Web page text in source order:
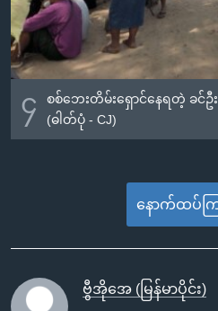
၄
စစ်ဘေးတိမ်းရှောင်နေရတဲ့ ခင်
(ဓါတ်ပုံ - CJ)
နောက်ထပ်က
ဗွီအိုအေ (မြန်မာပိုင်း)